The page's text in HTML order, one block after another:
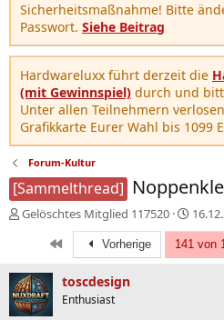
Sicherheitsmaßnahme! Bitte
Passwort. Siehe Beitrag
Hardwareluxx führt derzeit die
(mit Gewinnspiel) durch und
Unter allen Teilnehmern
Grafikkarte Eurer Wahl bis 1099
Forum-Kultur
[Sammelthread]
E
e
l
l
Gelöschtes Mitglied 117520
E
r
s
t
Erste Vorherige 141 von
toscdesign
Enthusiast